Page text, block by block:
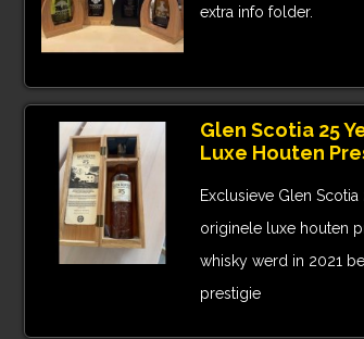
extra info folder.
Glen Scotia 25
Luxe Houten
Exclusieve Glen
originele luxe houten
whisky werd in 2021
prestigie